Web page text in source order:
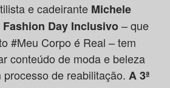
e cadeirante Michele
Fashion Day Inclusivo– que
#Meu Corpo é Real – tem
conteúdo de moda e beleza
de reabilitação. A 3ª